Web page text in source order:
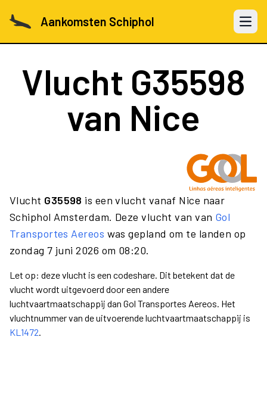
Aankomsten Schiphol Open
Vlucht G35598
van Nice
Vlucht G35598 is een vlucht vanaf Nice naar
Schiphol Amsterdam. Deze vlucht van van Gol
Transportes Aereos was gepland om te landen op
zondag 7 juni 2026 om 08:20.
Let op: deze vlucht is een codeshare. Dit betekent dat de
vlucht wordt uitgevoerd door een andere
luchtvaartmaatschappij dan Gol Transportes Aereos. Het
vluchtnummer van de uitvoerende luchtvaartmaatschappij is
KL1472.